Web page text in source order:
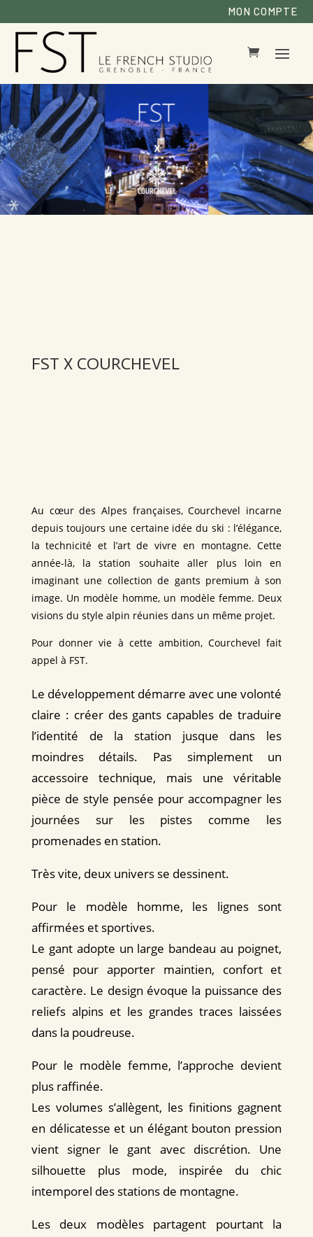
MON COMPTE
FST X COURCHEVEL
Au cœur des Alpes françaises, Courchevel incarne
depuis toujours une certaine idée du ski : l’élégance,
la technicité et l’art de vivre en montagne. Cette
année-là, la station souhaite aller plus loin en
imaginant une collection de gants premium à son
image. Un modèle homme, un modèle femme. Deux
visions du style alpin réunies dans un même projet.
Pour donner vie à cette ambition, Courchevel fait
appel à FST.
Le développement démarre avec une volonté
claire : créer des gants capables de traduire
l’identité de la station jusque dans les
moindres détails. Pas simplement un
accessoire technique, mais une véritable
pièce de style pensée pour accompagner les
journées sur les pistes comme les
promenades en station.
Très vite, deux univers se dessinent.
Pour le modèle homme, les lignes sont
affirmées et sportives.
Le gant adopte un large bandeau au poignet,
pensé pour apporter maintien, confort et
caractère. Le design évoque la puissance des
reliefs alpins et les grandes traces laissées
dans la poudreuse.
Pour le modèle femme, l’approche devient
plus raffinée.
Les volumes s’allègent, les finitions gagnent
en délicatesse et un élégant bouton pression
vient signer le gant avec discrétion. Une
silhouette plus mode, inspirée du chic
intemporel des stations de montagne.
Les deux modèles partagent pourtant la